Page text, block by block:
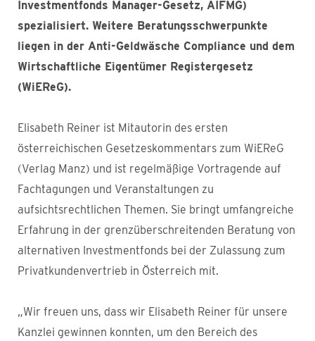
Investmentfonds Manager-Gesetz, AIFMG)
spezialisiert. Weitere Beratungsschwerpunkte
liegen in der Anti-Geldwäsche Compliance und dem
Wirtschaftliche Eigentümer Registergesetz
(WiEReG).
Elisabeth Reiner ist Mitautorin des ersten
österreichischen Gesetzeskommentars zum WiEReG
(Verlag Manz) und ist regelmäßige Vortragende auf
Fachtagungen und Veranstaltungen zu
aufsichtsrechtlichen Themen. Sie bringt umfangreiche
Erfahrung in der grenzüberschreitenden Beratung von
alternativen Investmentfonds bei der Zulassung zum
Privatkundenvertrieb in Österreich mit.
„Wir freuen uns, dass wir Elisabeth Reiner für unsere
Kanzlei gewinnen konnten, um den Bereich des